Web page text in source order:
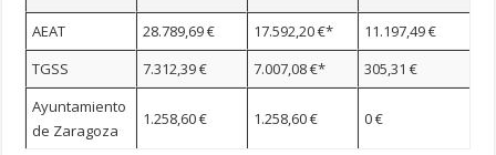
AEAT 28.789,69 € 17.592,20 €*
11.197,49 €
TGSS
7.312,39 € 7.007,08 €*
305,31 €
Ayuntamiento
de Zaragoza
1.258,60 € 1.258,60 € 0 €